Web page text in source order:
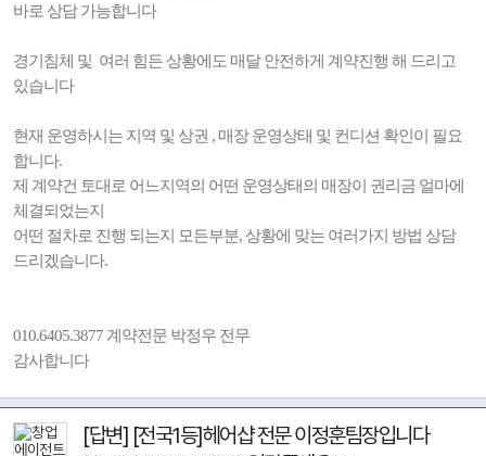
바로 상담 가능합니다
경기침체 및 여러 힘든 상황에도 매달 안전하게 계약진행 해 드리고
있습니다
현재 운영하시는 지역 및 상권 , 매장 운영상태 및 컨디션 확인이 필요
합니다.
제 계약건 토대로 어느지역의 어떤 운영상태의 매장이 권리금 얼마에
체결되었는지
어떤 절차로 진행 되는지 모든부분, 상황에 맞는 여러가지 방법 상담
드리겠습니다.
010.6405.3877 계약전문 박정우 전무
감사합니다
[답변] [전국1등]헤어샵 전문 이정훈팀장입니다